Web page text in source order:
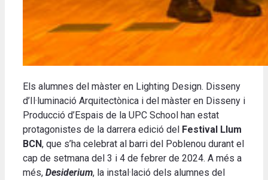
Els alumnes del màster en Lighting Design. Disseny
d’Il·luminació Arquitectònica i del màster en Disseny i
Producció d’Espais de la UPC School han estat
protagonistes de la darrera edició del Festival Llum
BCN, que s’ha celebrat al barri del Poblenou durant el
cap de setmana del 3 i 4 de febrer de 2024. A més a
més, Desiderium, la instal·lació dels alumnes del